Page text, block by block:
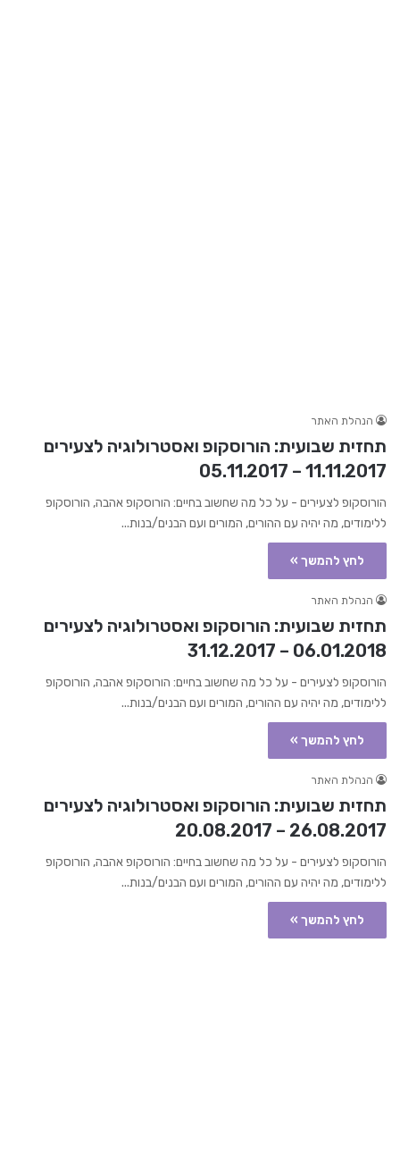
הנהלת האתר
תחזית שבועית: הורוסקופ ואסטרולוגיה לצעירים
11.11.2017 – 05.11.2017
הורוסקופ לצעירים - על כל מה שחשוב בחיים: הורוסקופ אהבה, הורוסקופ
ללימודים, מה יהיה עם ההורים, המורים ועם הבנים/בנות...
לחץ להמשך »
הנהלת האתר
תחזית שבועית: הורוסקופ ואסטרולוגיה לצעירים
06.01.2018 – 31.12.2017
הורוסקופ לצעירים - על כל מה שחשוב בחיים: הורוסקופ אהבה, הורוסקופ
ללימודים, מה יהיה עם ההורים, המורים ועם הבנים/בנות...
לחץ להמשך »
הנהלת האתר
תחזית שבועית: הורוסקופ ואסטרולוגיה לצעירים
26.08.2017 – 20.08.2017
הורוסקופ לצעירים - על כל מה שחשוב בחיים: הורוסקופ אהבה, הורוסקופ
ללימודים, מה יהיה עם ההורים, המורים ועם הבנים/בנות...
לחץ להמשך »